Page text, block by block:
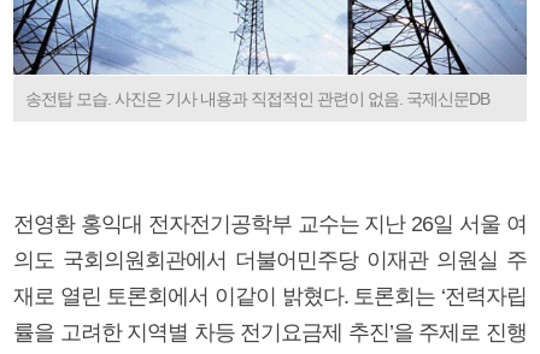
송전탑 모습. 사진은 기사 내용과 직접적인 관련이 없음. 국제신문DB
전영환 홍익대 전자전기공학부 교수는 지난 26일 서울 여
의도 국회의원회관에서 더불어민주당 이재관 의원실 주
재로 열린 토론회에서 이같이 밝혔다. 토론회는 ‘전력자립
률을 고려한 지역별 차등 전기요금제 추진’을 주제로 진행